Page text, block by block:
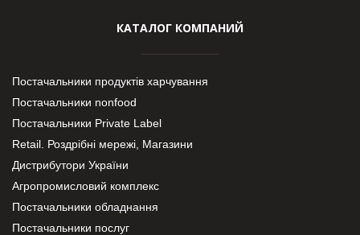
КАТАЛОГ КОМПАНИЙ
Постачальники продуктів харчування
Постачальники nonfood
Постачальники Private Label
Retail. Роздрібні мережі, Магазини
Дистрибутори України
Агропромисловий комплекс
Постачальники обладнання
Постачальники послуг